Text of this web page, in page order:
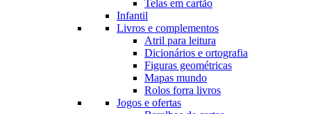
Telas em cartão
Infantil
Livros e complementos
Atril para leitura
Dicionários e ortografia
Figuras geométricas
Mapas mundo
Rolos forra livros
Jogos e ofertas